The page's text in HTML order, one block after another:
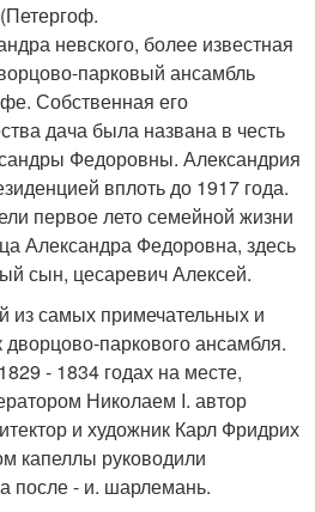
невского, более известная
парковый ансамбль
Собственная его
дача была названа в честь
Федоровны. Александрия
вплоть до 1917 года.
первое лето семейной жизни
Александра Федоровна, здесь
сын, цесаревич Алексей.
из самых примечательных и
паркового ансамбля.
- 1834 годах на месте,
Николаем I. автор
и художник Карл Фридрих
капеллы руководили
после - и. шарлемань.